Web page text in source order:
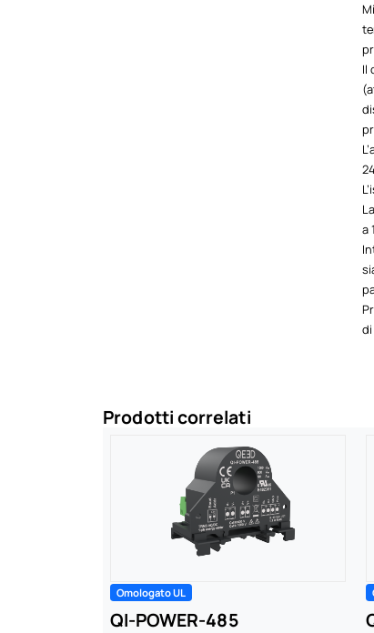
Il
a
Prodotti correlati
Omologato UL
QI-POWER-485